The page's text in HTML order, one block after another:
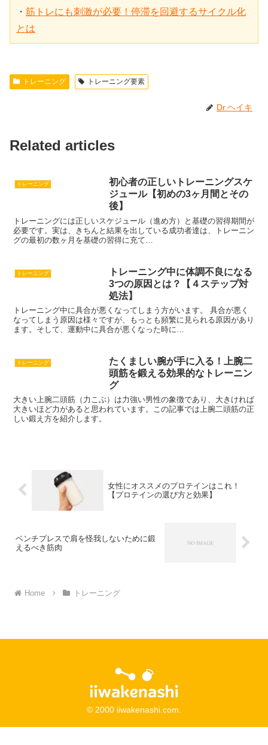
・ 筋トレにも刺激が必要！停滞を回避するサイクル化
とは
トレーニング トレーニング要素
Dr.ヘイキ
Related articles
トレーニング
初心者の正しいトレーニングスケ
ジュール【初めの3ヶ月間とその
後】
トレーニングには正しいスケジュール（進め方）と基礎の習得期間が
必要です。実は、きちんと結果を出している成功者達は、トレーニン
グの最初の数ヶ月を基礎の習得に充て…
トレーニング
トレーニング中に体調不良になる
3つの原因とは？【４ステップ対
処法】
トレーニング中に具合が悪くなってしまう方がいます。 具合が悪く
なってしまう原因は様々ですが、もっとも頻繁に見られる原因があり
ます。そして、運動中に具合が悪くなった時に…
トレーニング
たくましい腕が手に入る！上腕二
頭筋を鍛える効果的なトレーニン
グ
大きい上腕二頭筋（力こぶ）は力強い男性の象徴であり、大きければ
大きいほど力があると思われています。この記事では上腕二頭筋の正
しい鍛え方を紹介します。
女性にオススメのプロテインはこれ！
【プロテインの選び方と効果】
ベンチプレスで肩を怪我しないために鍛
えるべき筋肉
Home トレーニング
© 2000 iiwakenashi.com.